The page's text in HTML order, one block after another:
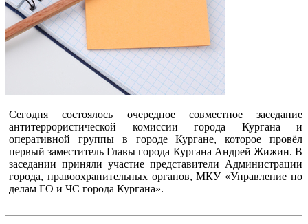
Сегодня состоялось очередное совместное заседание
антитеррористической комиссии города Кургана и
оперативной группы в городе Кургане, которое провёл
первый заместитель Главы города Кургана Андрей Жижин. В
заседании приняли участие представители Администрации
города, правоохранительных органов, МКУ «Управление по
делам ГО и ЧС города Кургана».